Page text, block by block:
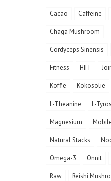
Cacao Caffeine
Chaga Mushroom
Cordyceps Sinensis
Fitness HIIT
Koffie Kokosolie
L-Theanine L-
Magnesium
Natural Stacks
Omega-3 Onnit
Raw Reishi